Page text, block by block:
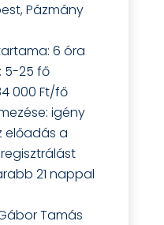
Pázmány
6 óra
5-25 fő
000 Ft/fő
igény
előadás a
21 nappal
Tamás